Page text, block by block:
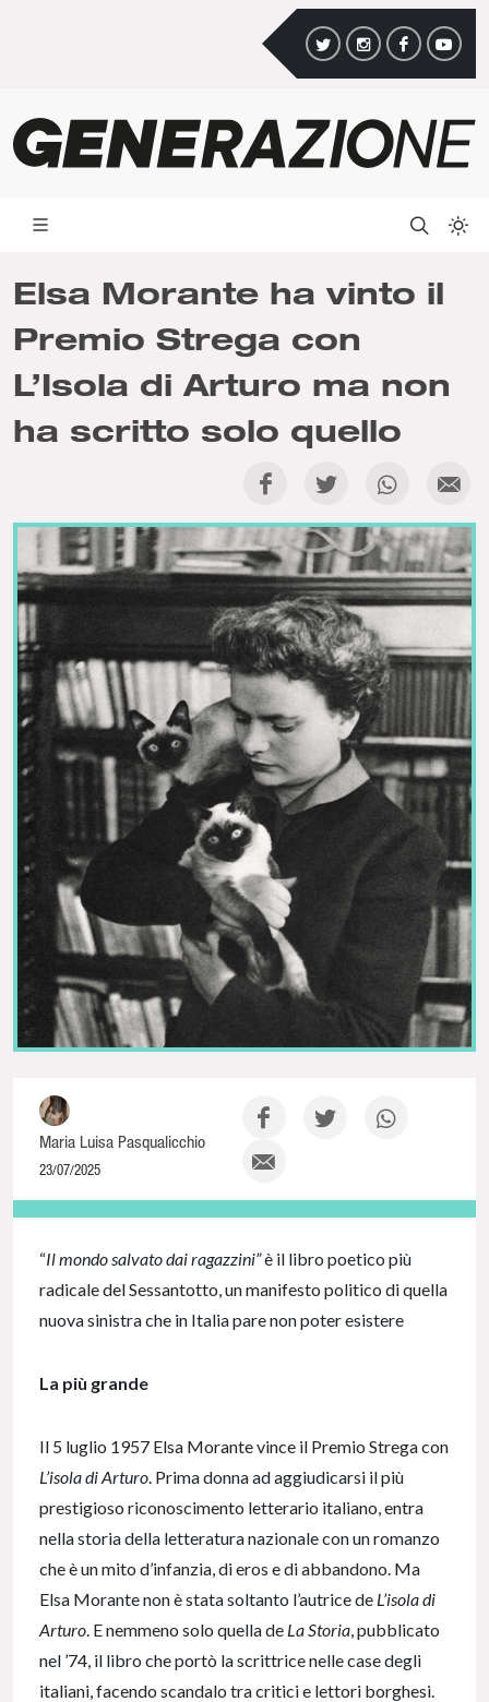
Elsa Morante ha vinto il
Premio Strega con
L’Isola di Arturo ma non
ha scritto solo quello
Maria Luisa Pasqualicchio
23/07/2025
NaN% Complete
“Il mondo salvato dai ragazzini”è il libro poetico più
radicale del Sessantotto, un manifesto politico di quella
nuova sinistra che in Italia pare non poter esistere
La più grande
Il 5 luglio 1957 Elsa Morante vince il Premio Strega con
L’isola di Arturo . Prima donna ad aggiudicarsi il più
prestigioso riconoscimento letterario italiano, entra
nella storia della letteratura nazionale con un romanzo
che è un mito d’infanzia, di eros e di abbandono. Ma
Elsa Morante non è stata soltanto l’autrice de L’isola di
Arturo . E nemmeno solo quella de La Storia , pubblicato
nel ’74, il libro che portò la scrittrice nelle case degli
italiani, facendo scandalo tra critici e lettori borghesi.